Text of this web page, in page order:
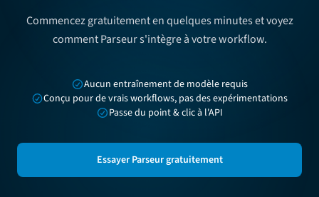
Commencez gratuitement en quelques minutes et voyez
comment Parseur s'intègre à votre workflow.
Aucun entraînement de modèle requis
Conçu pour de vrais workflows, pas des expérimentations
Passe du point & clic à l'API
Essayer Parseur gratuitement